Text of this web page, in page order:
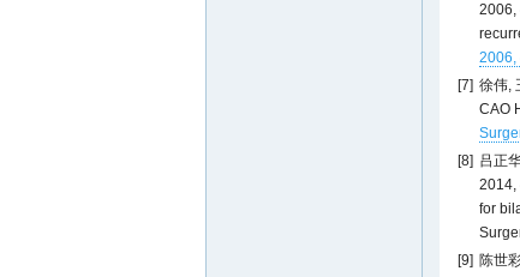
2006,
2006,
[7] 徐伟,
CAO
[8] 吕正
2014,
for
[9] 陈世